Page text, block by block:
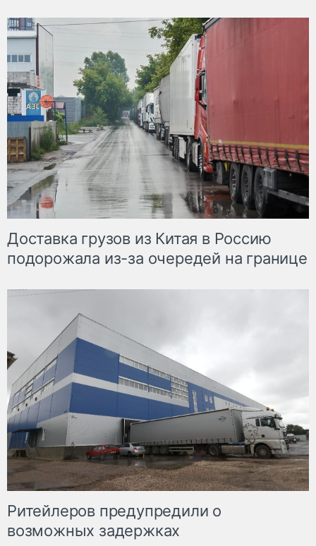
Доставка грузов из Китая в Россию
подорожала из-за очередей на границе
Ритейлеров предупредили о
возможных задержках